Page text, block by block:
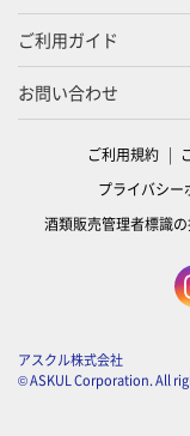
ご利用ガイド
お問い合わせ
ご利用規約
プライバシー
酒類販売管理者標識
アスクル株式会社
© ASKUL Corporation. All